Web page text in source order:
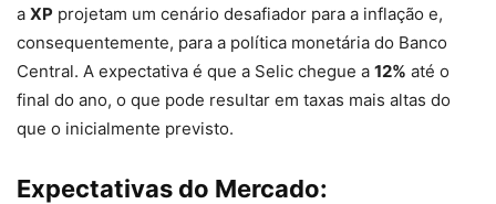
a XP projetam um cenário desafiador para a inflação e,
consequentemente, para a política monetária do Banco
Central. A expectativa é que a Selic chegue a 12% até o
final do ano, o que pode resultar em taxas mais altas do
que o inicialmente previsto.
Expectativas do Mercado: